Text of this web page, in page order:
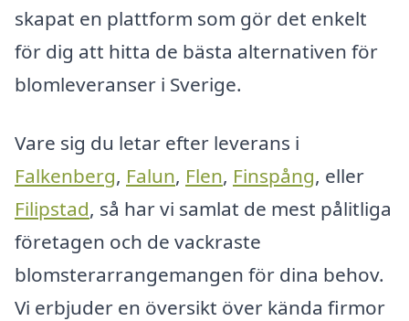
skapat en plattform som gör det enkelt
för dig att hitta de bästa alternativen för
blomleveranser i Sverige.
Vare sig du letar efter leverans i
Falkenberg, Falun, Flen, Finspång, eller
Filipstad, så har vi samlat de mest pålitliga
företagen och de vackraste
blomsterarrangemangen för dina behov.
Vi erbjuder en översikt över kända firmor